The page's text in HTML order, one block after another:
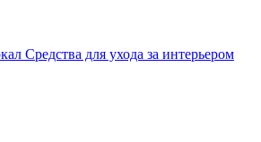
Средства для ухода за интерьером